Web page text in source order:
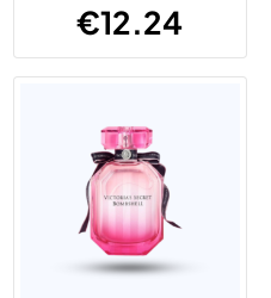
€12.24